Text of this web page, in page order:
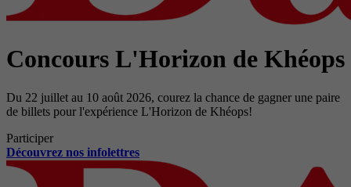
Concours L'Horizon de Khéops
Du 22 juillet au 10 août 2026, courez la chance de gagner une paire
de billets pour l'expérience L'Horizon de Khéops!
Participer
Découvrez nos infolettres